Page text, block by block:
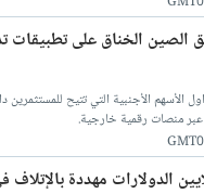
الصين الخناق على تطبيقات
الأجنبية التي تتيح للمستثمرين
عبر منصات رقمية خارجية.
الدولارات مهددة بالإتلاف